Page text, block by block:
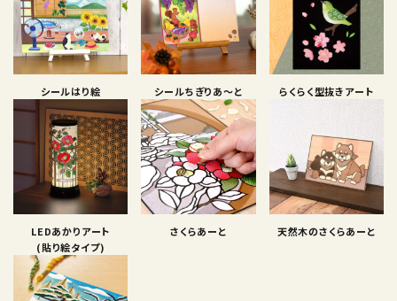
シールはり絵 シールちぎりあ〜と らくらく型抜きアート
LEDあかりアート
(貼り絵タイプ)
さくらあーと 天然木のさくらあーと